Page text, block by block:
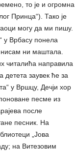
то је и огромна
Принца“). Тако је
могу да ми пишу.
у Врбасу понела
ни маштала.
читалића направила
детета заувек ће за
у Вршцу, Дечји хор
песме из
после
песник. На
„Јова
на Витезовим